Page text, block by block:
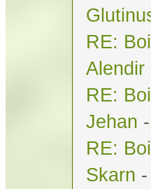
RE:
Alendir
RE:
Jehan
RE:
Skarn